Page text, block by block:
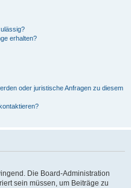
erhalten?
oder juristische Anfragen zu diesem
Die Board-Administration
sein müssen, um Beiträge zu